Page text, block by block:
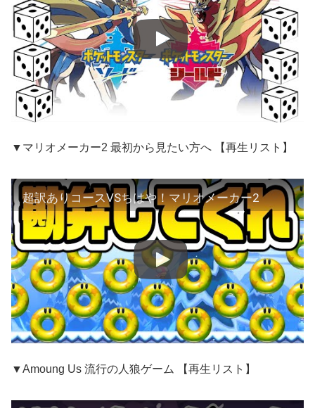
▼マリオメーカー2 最初から見たい方へ 【再生リスト】
超訳ありコースVSちはや！マリオメーカー2
▼Amoung Us 流行の人狼ゲーム 【再生リスト】